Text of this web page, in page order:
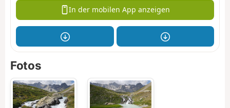
In der mobilen App anzeigen
Fotos